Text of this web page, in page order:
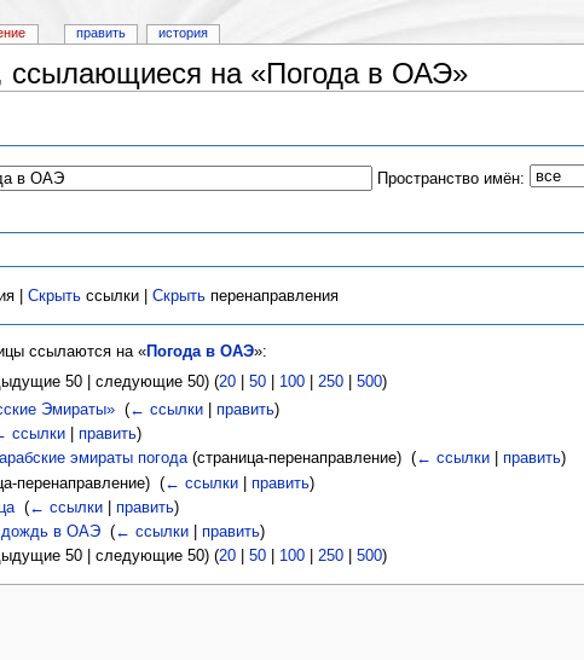
ссылающиеся на «Погода в ОАЭ»
Пространство имён:
|Скрыть ссылки |Скрыть перенаправления
ссылаются на «Погода в ОАЭ»:
50 | следующие 50) (20| 50| 100| 250| 500)
Эмираты»‎ (← ссылки| править)
ссылки| править)
эмираты погода(страница-перенаправление) ‎ (← ссылки| править)
перенаправление) (← ссылки| править)
‎ (← ссылки| править)
дождь в ОАЭ‎ (← ссылки| править)
50 | следующие 50) (20| 50| 100| 250| 500)
править история